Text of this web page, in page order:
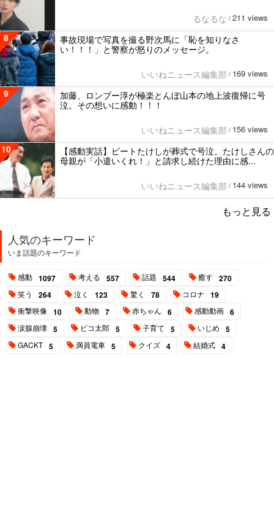
るなるな / 211 views
8
事故現場で写真を撮る野次馬に「恥を知りなさ
い！！！」と警察が怒りのメッセージ。
いいねニュース編集部 / 169 views
9
加藤、ロンブー淳が極楽とんぼ山本の地上波復帰に号
泣。その想いに感動！！！
いいねニュース編集部 / 156 views
10
【感動実話】ビートたけしが葬式で号泣。たけしさんの
母親が「小遣いくれ！」と請求し続けた理由に感...
いいねニュース編集部 / 144 views
もっと見る
人気のキーワード
いま話題のキーワード
感動 1097 考える 557 話題 544 癒す 270
笑う 264 泣く 123 驚く 78 コロナ 19
衝撃映像 10 動物 7 赤ちゃん 6 感動動画 6
涙腺崩壊 5 ピコ太郎 5 子育て 5 いじめ 5
GACKT 5 満員電車 5 クイズ 4 結婚式 4